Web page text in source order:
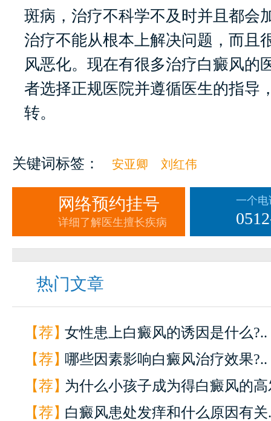
斑病，治疗不科学不及时并且都会
治疗不能从根本上解决问题，而且
风恶化。现在有很多治疗白癜风的
者选择正规医院并遵循医生的指导
转。
关键词标签： 安亚卿 刘红伟
网络预约挂号
详细了解医生擅长疾病
一个
热门文章
【荐】女性患上白癜风的诱因是什么?..
【荐】哪些因素影响白癜风治疗效果?..
【荐】为什么小孩子成为得白癜风的高
【荐】白癜风患处发痒和什么原因有关